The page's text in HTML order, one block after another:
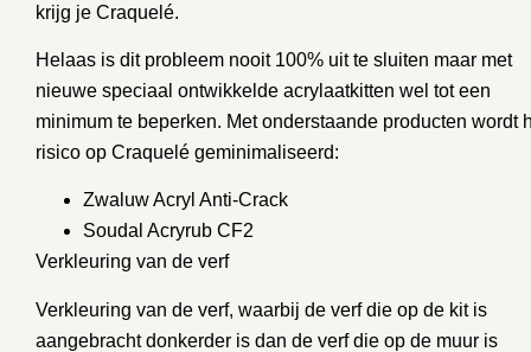
krijg je Craquelé.
Helaas is dit probleem nooit 100% uit te sluiten maar met
nieuwe speciaal ontwikkelde acrylaatkitten wel tot een
minimum te beperken. Met onderstaande producten wordt
risico op Craquelé geminimaliseerd:
Zwaluw Acryl Anti-Crack
Soudal Acryrub CF2
Verkleuring van de verf
Verkleuring van de verf, waarbij de verf die op de kit is
aangebracht donkerder is dan de verf die op de muur is